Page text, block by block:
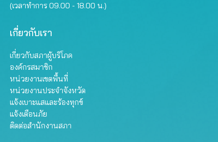
(เวลาทำการ 09.00 - 18.00 น.)
เกี่ยวกับเรา
เกี่ยวกับสภาผู้บริโภค
องค์กรสมาชิก
หน่วยงานเขตพื้นที่
หน่วยงานประจำจังหวัด
แจ้งเบาะแสและร้องทุกข์
แจ้งเตือนภัย
ติดต่อสำนักงานสภา